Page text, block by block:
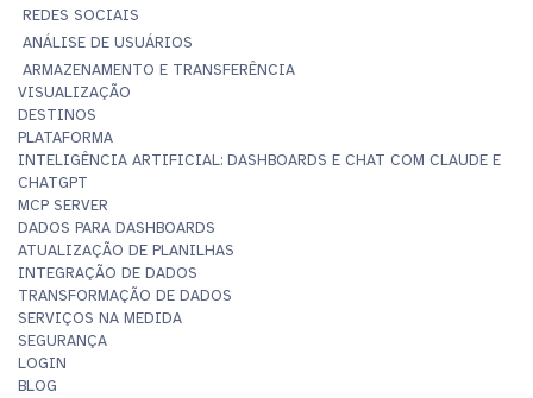
REDES SOCIAIS
ANÁLISE DE USUÁRIOS
ARMAZENAMENTO E TRANSFERÊNCIA
VISUALIZAÇÃO
DESTINOS
PLATAFORMA
INTELIGÊNCIA ARTIFICIAL: DASHBOARDS E CHAT COM CLAUDE E
CHATGPT
MCP SERVER
DADOS PARA DASHBOARDS
ATUALIZAÇÃO DE PLANILHAS
INTEGRAÇÃO DE DADOS
TRANSFORMAÇÃO DE DADOS
SERVIÇOS NA MEDIDA
SEGURANÇA
LOGIN
BLOG